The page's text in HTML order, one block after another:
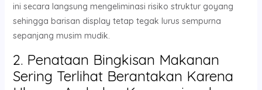
ini secara langsung mengeliminasi risiko struktur goyang
sehingga barisan display tetap tegak lurus sempurna
sepanjang musim mudik.
2. Penataan Bingkisan Makanan
Sering Terlihat Berantakan Karena